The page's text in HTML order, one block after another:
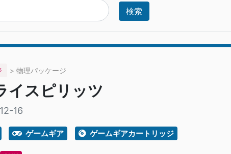
検索
> 物理パッケージ
イスピリッツ
16
ゲームギア ゲームギアカートリッジ